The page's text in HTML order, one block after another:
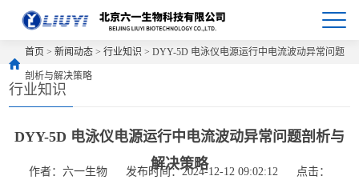
首页 >新闻动态 >行业知识 > DYY-5D 电泳仪电源运行中电流波动异常问题
剖析与解决策略
行业知识
DYY-5D 电泳仪电源运行中电流波动异常问题剖析与
解决策略
作者：六一生物 发布时间：2024-12-12 09:02:12 点击：